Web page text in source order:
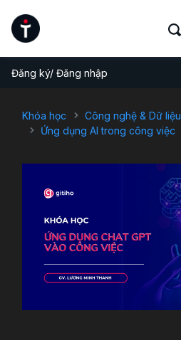
Đăng ký/ Đăng nhập
Khóa học
Công nghệ & Dữ liệu
Ứng dụng AI trong công việc